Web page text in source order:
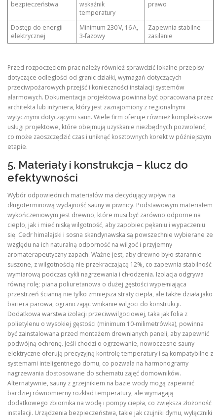
bezpieczeństwa
wskaźnik
temperatury
prawo
Dostęp do energii
elektrycznej
Minimum 230 V, 16 A,
3-fazowy
Zapewnia stabilne
zasilanie
Przed rozpoczęciem prac należy również sprawdzić lokalne przepisy
dotyczące odległości od granic działki, wymagań dotyczących
przeciwpożarowych przejść i konieczności instalacji systemów
alarmowych. Dokumentacja projektowa powinna być opracowana przez
architekta lub inżyniera, który jest zaznajomiony z regionalnymi
wytycznymi dotyczącymi saun. Wiele firm oferuje również kompleksowe
usługi projektowe, które obejmują uzyskanie niezbędnych pozwolenć,
co może zaoszczędzić czas i uniknąć kosztownych korekt w późniejszym
etapie.
5. Materiały i konstrukcja – klucz do
efektywności
Wybór odpowiednich materiałów ma decydujący wpływ na
długoterminową wydajność sauny w piwnicy. Podstawowym materiałem
wykończeniowym jest drewno, które musi być zarówno odporne na
ciepło, jak i mieć niską wilgotność, aby zapobiec pękaniu i wypaczeniu
się. Cedr himalajski i sosna skandynawska są powszechnie wybierane ze
względu na ich naturalną odporność na wilgoć i przyjemny
aromaterapeutyczny zapach. Ważne jest, aby drewno było starannie
suszone, z wilgotnością nie przekraczającą 12%, co zapewnia stabilność
wymiarową podczas cykli nagrzewania i chłodzenia. Izolacja odgrywa
równą rolę; piana poliuretanowa o dużej gęstości wypełniająca
przestrzeń ścianną nie tylko zmniejsza straty ciepła, ale także działa jako
bariera parowa, ograniczając wnikanie wilgoci do konstrukcji.
Dodatkowa warstwa izolacji przeciwwilgociowej, taka jak folia z
polietylenu o wysokiej gęstości (minimum 10-milimetrówka), powinna
być zainstalowana przed montażem drewnianych paneli, aby zapewnić
podwójną ochronę. Jeśli chodzi o ogrzewanie, nowoczesne sauny
elektryczne oferują precyzyjną kontrolę temperatury i są kompatybilne z
systemami inteligentnego domu, co pozwala na harmonogramy
nagrzewania dostosowane do schematu zajęć domowników.
Alternatywnie, sauny z grzejnikiem na bazie wody mogą zapewnić
bardziej równomierny rozkład temperatury, ale wymagają
dodatkowego zbiornika na wodę i pompy ciepła, co zwiększa złożoność
instalacji. Urządzenia bezpieczeństwa, takie jak czujniki dymu, wyłączniki